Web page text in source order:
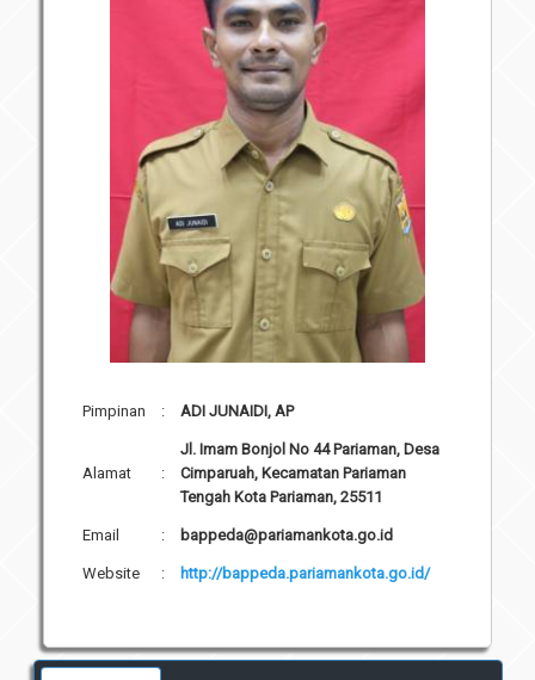
Pimpinan : ADI JUNAIDI, AP
Alamat :
Jl. Imam Bonjol No 44 Pariaman, Desa
Cimparuah, Kecamatan Pariaman
Tengah Kota Pariaman, 25511
Email : bappeda@pariamankota.go.id
Website : http://bappeda.pariamankota.go.id/